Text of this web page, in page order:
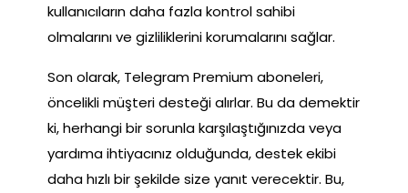
kullanıcıların daha fazla kontrol sahibi
olmalarını ve gizliliklerini korumalarını sağlar.
Son olarak, Telegram Premium aboneleri,
öncelikli müşteri desteği alırlar. Bu da demektir
ki, herhangi bir sorunla karşılaştığınızda veya
yardıma ihtiyacınız olduğunda, destek ekibi
daha hızlı bir şekilde size yanıt verecektir. Bu,